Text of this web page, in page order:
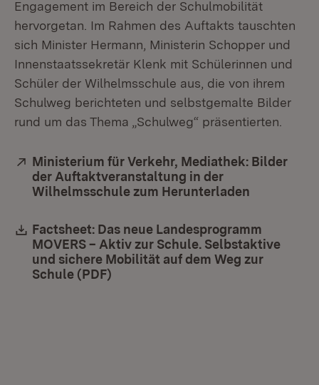
Engagement im Bereich der Schulmobilität
hervorgetan. Im Rahmen des Auftakts tauschten
sich Minister Hermann, Ministerin Schopper und
Innenstaatssekretär Klenk mit Schülerinnen und
Schüler der Wilhelmsschule aus, die von ihrem
Schulweg berichteten und selbstgemalte Bilder
rund um das Thema „Schulweg“ präsentierten.
Extern:
Ministerium für Verkehr, Mediathek: Bilder
der Auftaktveranstaltung in der
Wilhelmsschule zum Herunterladen
Download:
Factsheet: Das neue Landesprogramm
MOVERS – Aktiv zur Schule. Selbstaktive
und sichere Mobilität auf dem Weg zur
Schule (PDF)